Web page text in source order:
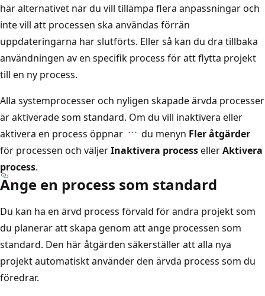
här alternativet när du vill tillämpa flera anpassningar och
inte vill att processen ska användas förrän
uppdateringarna har slutförts. Eller så kan du dra tillbaka
användningen av en specifik process för att flytta projekt
till en ny process.
Alla systemprocesser och nyligen skapade ärvda processer
är aktiverade som standard. Om du vill inaktivera eller
aktivera en process öppnar
du menyn Fler åtgärder
för processen och väljerInaktivera processellerAktivera
process.
Ange en process som standard
Du kan ha en ärvd process förvald för andra projekt som
du planerar att skapa genom att ange processen som
standard. Den här åtgärden säkerställer att alla nya
projekt automatiskt använder den ärvda process som du
föredrar.